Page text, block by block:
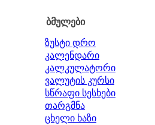
ბმულები
ზუსტი დრო
კალენდარი
კალკულატორი
ვალუტის კურსი
სწრაფი სესხები
თარგმნა
ცხელი ხაზი